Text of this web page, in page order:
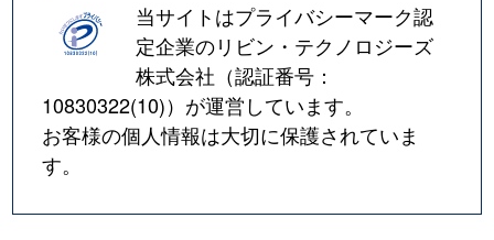
当サイトはプライバシーマーク認
定企業のリビン・テクノロジーズ
株式会社（認証番号：
10830322(10)）が運営しています。
お客様の個人情報は大切に保護されていま
す。